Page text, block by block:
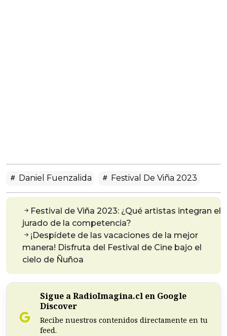
Daniel Fuenzalida Festival De Viña 2023
Festival de Viña 2023: ¿Qué artistas integran el
jurado de la competencia?
¡Despídete de las vacaciones de la mejor
manera! Disfruta del Festival de Cine bajo el
cielo de Ñuñoa
Sigue a RadioImagina.cl en Google
Discover
Recibe nuestros contenidos directamente en tu
feed.